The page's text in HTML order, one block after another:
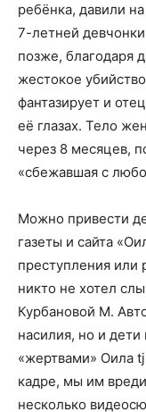
ребёнка, давили
7-летней
позже, благодаря
жестокое
фантазирует и
её глазах. Тело
через 8 месяцев,
«сбежавшая с
Можно привести
газеты и сайта
преступления
никто не хотел
Курбановой М.
насилия, но и
«жертвами» Оила
кадре, мы им
несколько